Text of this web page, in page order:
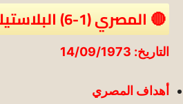
🔴 المصري (1-6) البلاستيك
التاريخ: 14/09/1973
أهداف المصري